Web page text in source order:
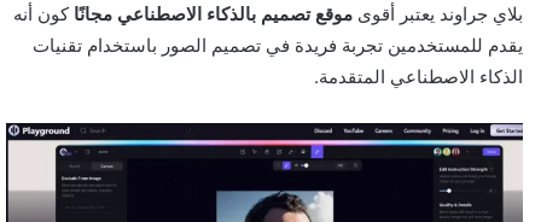
بلاي جراوند يعتبر أقوى موقع تصميم بالذكاء الاصطناعي مجانًا كون أنه
يقدم للمستخدمين تجربة فريدة في تصميم الصور باستخدام تقنيات
الذكاء الاصطناعي المتقدمة.